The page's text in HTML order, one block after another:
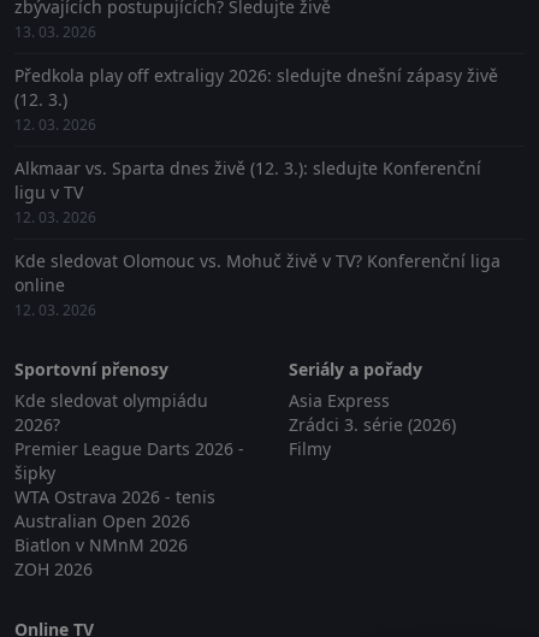
zbývajících postupujících? Sledujte živě
13. 03. 2026
Předkola play off extraligy 2026: sledujte dnešní zápasy živě
(12. 3.)
12. 03. 2026
Alkmaar vs. Sparta dnes živě (12. 3.): sledujte Konferenční
ligu v TV
12. 03. 2026
Kde sledovat Olomouc vs. Mohuč živě v TV? Konferenční liga
online
12. 03. 2026
Sportovní přenosy
Kde sledovat olympiádu
2026?
Premier League Darts 2026 -
šipky
WTA Ostrava 2026 - tenis
Australian Open 2026
Biatlon v NMnM 2026
ZOH 2026
Seriály a pořady
Asia Express
Zrádci 3. série (2026)
Filmy
Online TV